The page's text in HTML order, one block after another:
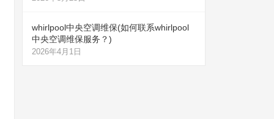
whirlpool中央空调维保(如何联系whirlpool
中央空调维保服务？)
2026年4月1日